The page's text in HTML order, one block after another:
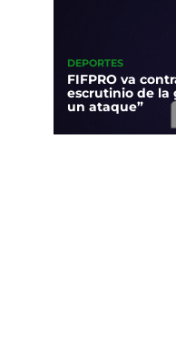
DEPORTES
FIFPRO va
escrutinio de la
un ataque”